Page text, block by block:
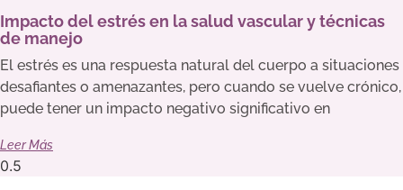
Impacto del estrés en la salud vascular y técnicas
de manejo
El estrés es una respuesta natural del cuerpo a situaciones
desafiantes o amenazantes, pero cuando se vuelve crónico,
puede tener un impacto negativo significativo en
Leer Más